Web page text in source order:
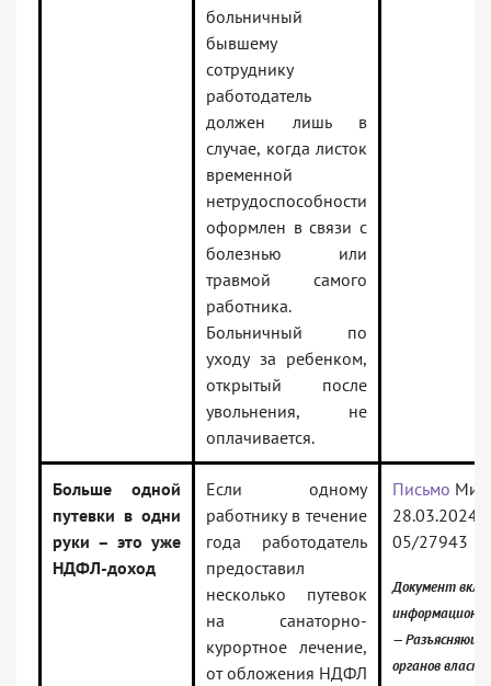
больничный
бывшему
сотруднику
работодатель
должен лишь в
случае, когда листок
временной
нетрудоспособности
оформлен в связи с
болезнью или
травмой самого
работника.
Больничный по
уходу за ребенком,
открытый после
увольнения, не
оплачивается.
Больше одной
путевки в одни
руки – это уже
НДФЛ-доход
Если одному
работнику в течение
года работодатель
предоставил
несколько путевок
на санаторно-
курортное лечение,
от обложения НДФЛ
Письмо
28.03.2024
05/27943
Документ
—
органов власти